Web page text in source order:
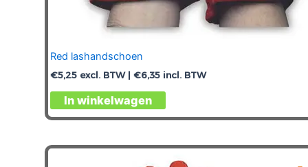
Red lashandschoen
€5,25 excl. BTW | €6,35 incl. BTW
In winkelwagen
Dit
product
meerdere
variaties.